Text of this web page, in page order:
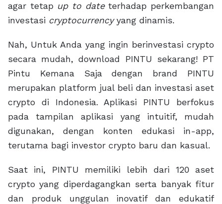
agar tetap up to dateterhadap perkembangan
investasi cryptocurrencyyang dinamis.
Nah, Untuk Anda yang ingin berinvestasi crypto
secara mudah, download PINTU sekarang! PT
Pintu Kemana Saja dengan brand PINTU
merupakan platform jual beli dan investasi aset
crypto di Indonesia. Aplikasi PINTU berfokus
pada tampilan aplikasi yang intuitif, mudah
digunakan, dengan konten edukasi in-app,
terutama bagi investor crypto baru dan kasual.
Saat ini, PINTU memiliki lebih dari 120 aset
crypto yang diperdagangkan serta banyak fitur
dan produk unggulan inovatif dan edukatif